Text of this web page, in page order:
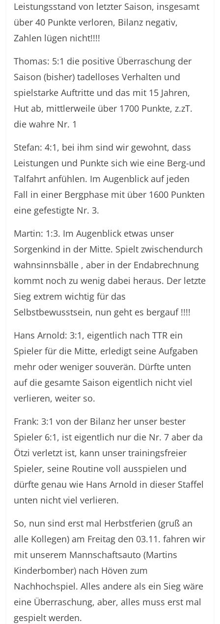
Leistungsstand von letzter Saison, insgesamt
über 40 Punkte verloren, Bilanz negativ,
Zahlen lügen nicht!!!!
Thomas: 5:1 die positive Überraschung der
Saison (bisher) tadelloses Verhalten und
spielstarke Auftritte und das mit 15 Jahren,
Hut ab, mittlerweile über 1700 Punkte, z.zT.
die wahre Nr. 1
Stefan: 4:1, bei ihm sind wir gewohnt, dass
Leistungen und Punkte sich wie eine Berg-und
Talfahrt anfühlen. Im Augenblick auf jeden
Fall in einer Bergphase mit über 1600 Punkten
eine gefestigte Nr. 3.
Martin: 1:3. Im Augenblick etwas unser
Sorgenkind in der Mitte. Spielt zwischendurch
wahnsinnsbälle , aber in der Endabrechnung
kommt noch zu wenig dabei heraus. Der letzte
Sieg extrem wichtig für das
Selbstbewusstsein, nun geht es bergauf !!!!
Hans Arnold: 3:1, eigentlich nach TTR ein
Spieler für die Mitte, erledigt seine Aufgaben
mehr oder weniger souverän. Dürfte unten
auf die gesamte Saison eigentlich nicht viel
verlieren, weiter so.
Frank: 3:1 von der Bilanz her unser bester
Spieler 6:1, ist eigentlich nur die Nr. 7 aber da
Ötzi verletzt ist, kann unser trainingsfreier
Spieler, seine Routine voll ausspielen und
dürfte genau wie Hans Arnold in dieser Staffel
unten nicht viel verlieren.
So, nun sind erst mal Herbstferien (gruß an
alle Kollegen) am Freitag den 03.11. fahren wir
mit unserem Mannschaftsauto (Martins
Kinderbomber) nach Höven zum
Nachhochspiel. Alles andere als ein Sieg wäre
eine Überraschung, aber, alles muss erst mal
gespielt werden.